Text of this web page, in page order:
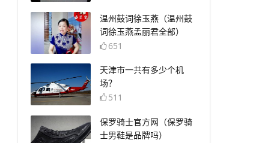
​温州鼓词徐玉燕（温州鼓
词徐玉燕孟丽君全部）
651
​天津市一共有多少个机
场？
511
​保罗骑士官方网（保罗骑
士男鞋是品牌吗）